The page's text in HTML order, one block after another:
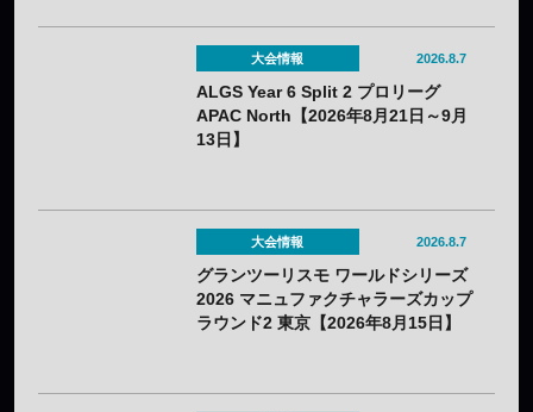
大会情報 2026.8.7
ALGS Year 6 Split 2 プロリーグ
APAC North【2026年8月21日～9月
13日】
大会情報 2026.8.7
グランツーリスモ ワールドシリーズ
2026 マニュファクチャラーズカップ
ラウンド2 東京【2026年8月15日】